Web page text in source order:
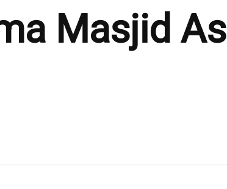
Masjid As